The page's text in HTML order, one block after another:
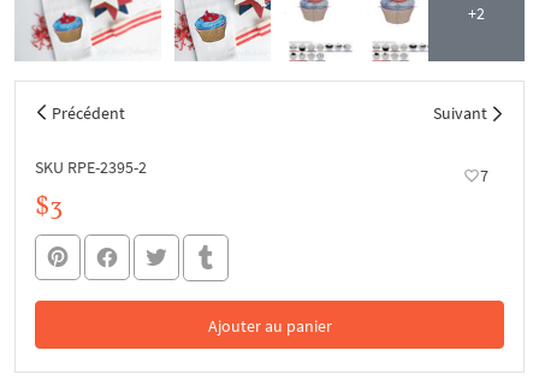
+2
Précédent Suivant
SKU RPE-2395-2 7
$3
Ajouter au panier
Dans le panier